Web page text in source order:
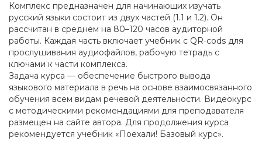
Комплекс предназначен для начинающих изучать
русский языки состоит из двух частей (1.1 и 1.2). Он
рассчитан в среднем на 80–120 часов аудиторной
работы. Каждая часть включает учебник с QR-cods для
прослушивания аудиофайлов, рабочую тетрадь с
ключами к части комплекса.
Задача курса — обеспечение быстрого вывода
языкового материала в речь на основе взаимосвязанного
обучения всем видам речевой деятельности. Видеокурс
с методическими рекомендациями для преподавателя
размещен на сайте автора. Для продолжения курса
рекомендуется учебник «Поехали! Базовый курс».